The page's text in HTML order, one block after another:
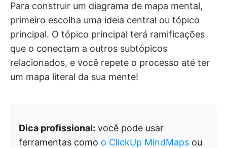
Para construir um diagrama de mapa mental,
primeiro escolha uma ideia central ou tópico
principal. O tópico principal terá ramificações
que o conectam a outros subtópicos
relacionados, e você repete o processo até ter
um mapa literal da sua mente!
Dica profissional: você pode usar
ferramentas como o ClickUp MindMaps ou